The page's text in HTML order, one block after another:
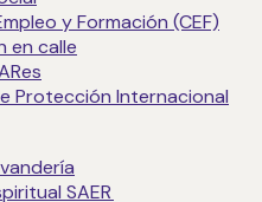
y Formación (CEF)
en calle
Protección Internacional
SAER